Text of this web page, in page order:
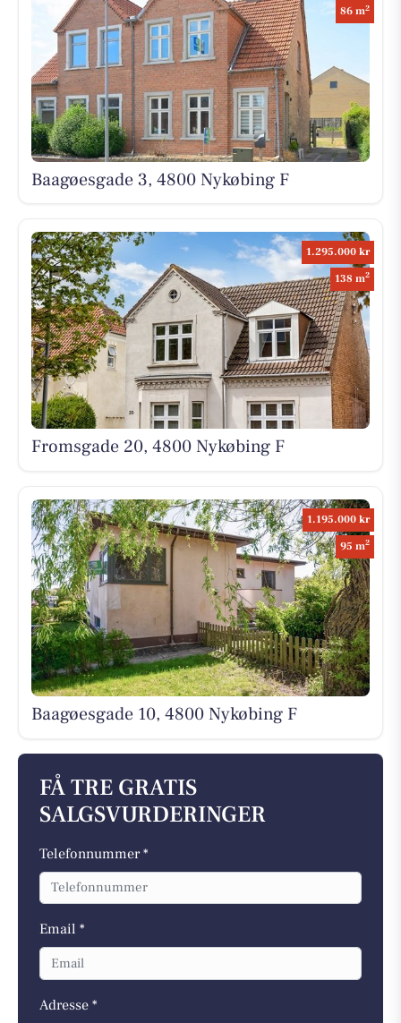
86 m2
Baagøesgade 3, 4800 Nykøbing F
1.295.000 kr
138 m2
Fromsgade 20, 4800 Nykøbing F
1.195.000 kr
95 m2
Baagøesgade 10, 4800 Nykøbing F
FÅ TRE GRATIS
SALGSVURDERINGER
Telefonnummer *
Email *
Adresse *